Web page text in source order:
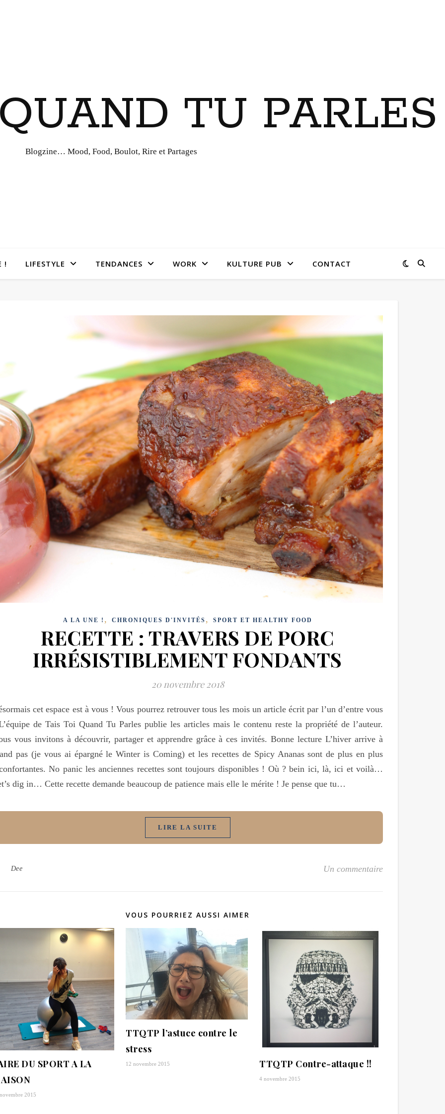
TU PARLES
Blogzine… Mood, Food, Boulot, Rire et Partages
! LIFESTYLE TENDANCES WORK KULTURE PUB CONTACT
A LA UNE ! , CHRONIQUES D'INVITÉS , SPORT ET HEALTHY FOOD
RECETTE : TRAVERS DE PORC
IRRÉSISTIBLEMENT FONDANTS
20 novembre 2018
cet espace est à vous ! Vous pourrez retrouver tous les mois un article écrit par l’un d’entre vous
de Tais Toi Quand Tu Parles publie les articles mais le contenu reste la propriété de l’auteur.
vous invitons à découvrir, partager et apprendre grâce à ces invités. Bonne lecture L’hiver arrive à
pas (je vous ai épargné le Winter is Coming) et les recettes de Spicy Ananas sont de plus en plus
No panic les anciennes recettes sont toujours disponibles ! Où ? bein ici, là, ici et voilà…
dig in… Cette recette demande beaucoup de patience mais elle le mérite ! Je pense que tu…
LIRE LA SUITE
Dee Un commentaire
VOUS POURRIEZ AUSSI AIMER
DU SPORT A LA
2015
TTQTP l’astuce contre le
stress
12 novembre 2015 TTQTP Contre-attaque !!
4 novembre 2015